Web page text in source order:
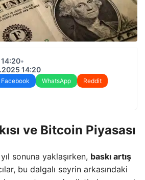
•
14:20
Facebook WhatsApp
Reddit
ve Bitcoin Piyasası
sonuna yaklaşırken, baskı artış
bu dalgalı seyrin arkasındaki